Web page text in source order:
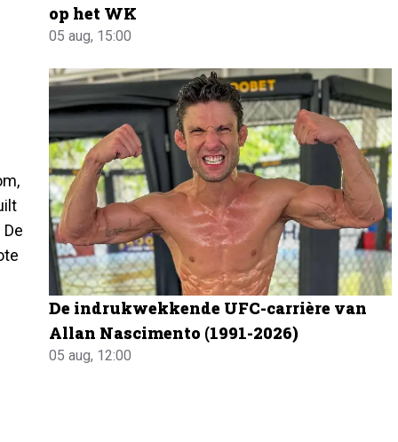
op het WK
05 aug, 15:00
De indrukwekkende UFC-carrière van
Allan Nascimento (1991-2026)
05 aug, 12:00